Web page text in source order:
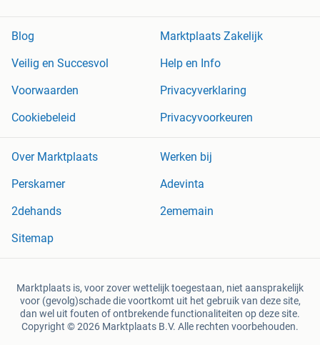
Blog
Marktplaats Zakelijk
Veilig en Succesvol
Help en Info
Voorwaarden
Privacyverklaring
Cookiebeleid
Privacyvoorkeuren
Over Marktplaats
Werken bij
Perskamer
Adevinta
2dehands
2ememain
Sitemap
Marktplaats is, voor zover wettelijk toegestaan, niet aansprakelijk
voor (gevolg)schade die voortkomt uit het gebruik van deze site,
dan wel uit fouten of ontbrekende functionaliteiten op deze site.
Copyright © 2026 Marktplaats B.V. Alle rechten voorbehouden.